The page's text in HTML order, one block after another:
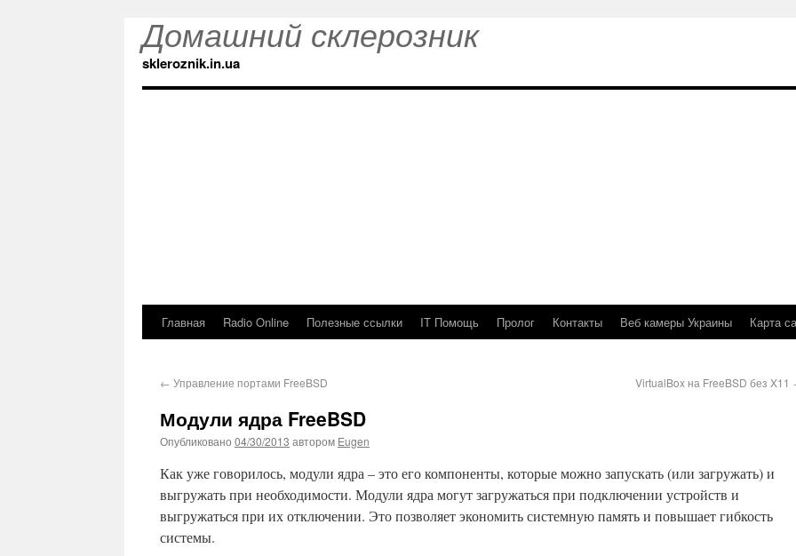
Домашний склерозник
skleroznik.in.ua
Главная Radio Online Полезные ссылки IT Помощь Пролог Контакты Веб камеры Украины Карта
← Управление портами FreeBSD VirtualBox на FreeBSD без X11
Модули ядра FreeBSD
Опубликовано 04/30/2013 автором Eugen
Как уже говорилось, модули ядра – это его компоненты, которые можно запускать (или загружать) и
выгружать при необходимости. Модули ядра могут загружаться при подключении устройств и
выгружаться при их отключении. Это позволяет экономить системную память и повышает гибкость
системы.